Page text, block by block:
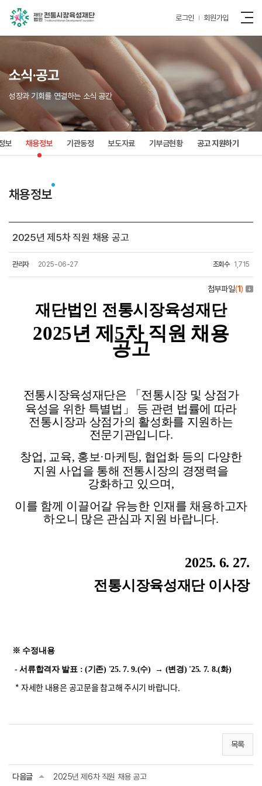
로그인 회원가입
소식·공고
성장과 기회를 연결하는 소식 공간
보 채용정보 기관동정 보도자료 기부금현황 공고 지원하기
채용정보
2025년 제5차 직원 채용 공고
관리자 2025-06-27 조회수 1,715
첨부파일(1)
재단법인 전통시장육성재단
2025년 제5차 직원 채용
공고
전통시장육성재단은 「전통시장 및 상점가
육성을 위한 특별법」 등 관련 법률에 따라
전통시장과 상점가의 활성화를 지원하는
전문기관입니다.
창업, 교육, 홍보·마케팅, 협업화 등의 다양한
지원 사업을 통해 전통시장의 경쟁력을
강화하고 있으며 ,
이를 함께 이끌어갈 유능한 인재를 채용하고자
하오니 많은 관심과 지원 바랍니다.
2025. 6. 27.
전통시장육성재단 이사장
※ 수정내용
- 서류합격자 발표 : (기존) '25. 7. 9.(수) → (변경) '25. 7. 8.(화)
* 자세한 내용은 공고문을 참고해 주시기 바랍니다.
목록
다음글 2025년 제6차 직원 채용 공고